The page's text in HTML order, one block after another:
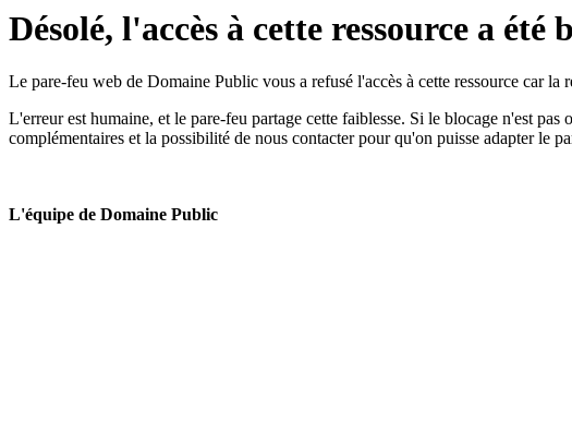
Désolé, l'accès à cette ressource a été
Le pare-feu web de Domaine Public vous a refusé l'accès à cette ressource car la
L'erreur est humaine, et le pare-feu partage cette faiblesse. Si le blocage n'est
complémentaires et la possibilité de nous contacter pour qu'on puisse adapter le
L'équipe de Domaine Public